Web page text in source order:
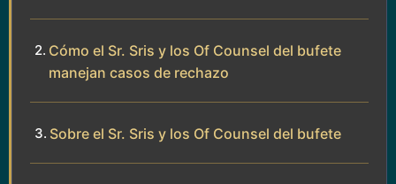
Cómo el Sr. Sris y los Of Counsel del bufete
manejan casos de rechazo
Sobre el Sr. Sris y los Of Counsel del bufete